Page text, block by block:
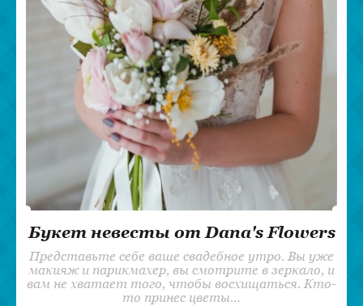
Букет невесты от Dana's Flowers
Представьте себе ваше свадебное утро. Вы уже
макияж и парикмахер, вы смотрите в зеркало, и
вам не хватает того, чтобы восхищаться. Кто-
то принес цветы…